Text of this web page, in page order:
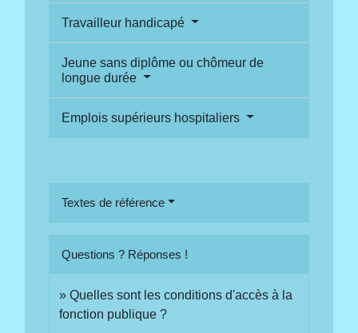
Travailleur handicapé
Jeune sans diplôme ou chômeur de
longue durée
Emplois supérieurs hospitaliers
Textes de référence
Questions ? Réponses !
Quelles sont les conditions d'accès à la
fonction publique ?